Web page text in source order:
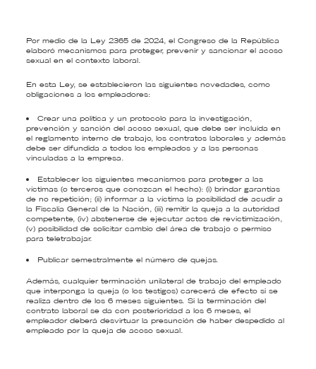
Por medio de la Ley 2365 de 2024, el Congreso de la República
elaboró mecanismos para proteger, prevenir y sancionar el acoso
sexual en el contexto laboral.
En esta Ley, se establecieron las siguientes novedades, como
obligaciones a los empleadores:
Crear una política y un protocolo para la investigación,
prevención y sanción del acoso sexual, que debe ser incluida en
el reglamento interno de trabajo, los contratos laborales y además
debe ser difundida a todos los empleados y a las personas
vinculadas a la empresa.
Establecer los siguientes mecanismos para proteger a las
víctimas (o terceros que conozcan el hecho): (i) brindar garantías
de no repetición; (ii) informar a la víctima la posibilidad de acudir a
la Fiscalía General de la Nación, (iii) remitir la queja a la autoridad
competente, (iv) abstenerse de ejecutar actos de revictimización,
(v) posibilidad de solicitar cambio del área de trabajo o permiso
para teletrabajar.
Publicar semestralmente el número de quejas.
Además, cualquier terminación unilateral de trabajo del empleado
que interponga la queja (o los testigos) carecerá de efecto si se
realiza dentro de los 6 meses siguientes. Si la terminación del
contrato laboral se da con posterioridad a los 6 meses, el
empleador deberá desvirtuar la presunción de haber despedido al
empleado por la queja de acoso sexual.